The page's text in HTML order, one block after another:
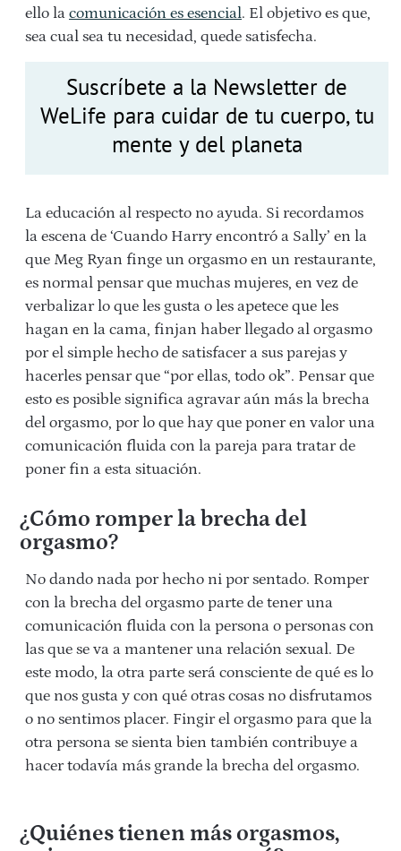
ello la comunicación es esencial. El objetivo es que,
sea cual sea tu necesidad, quede satisfecha.
Suscríbete a la Newsletter de
WeLife para cuidar de tu cuerpo, tu
mente y del planeta
La educación al respecto no ayuda. Si recordamos
la escena de ‘Cuando Harry encontró a Sally’ en la
que Meg Ryan finge un orgasmo en un restaurante,
es normal pensar que muchas mujeres, en vez de
verbalizar lo que les gusta o les apetece que les
hagan en la cama, finjan haber llegado al orgasmo
por el simple hecho de satisfacer a sus parejas y
hacerles pensar que “por ellas, todo ok”. Pensar que
esto es posible significa agravar aún más la brecha
del orgasmo, por lo que hay que poner en valor una
comunicación fluida con la pareja para tratar de
poner fin a esta situación.
¿Cómo romper la brecha del
orgasmo?
No dando nada por hecho ni por sentado. Romper
con la brecha del orgasmo parte de tener una
comunicación fluida con la persona o personas con
las que se va a mantener una relación sexual. De
este modo, la otra parte será consciente de qué es lo
que nos gusta y con qué otras cosas no disfrutamos
o no sentimos placer. Fingir el orgasmo para que la
otra persona se sienta bien también contribuye a
hacer todavía más grande la brecha del orgasmo.
¿Quiénes tienen más orgasmos,